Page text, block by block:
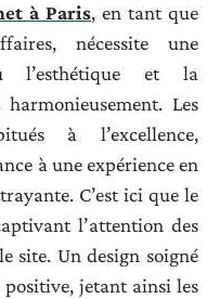
à Paris, en tant que
nécessite une
l’esthétique et la
Les
à l’excellence,
à une expérience en
C’est ici que le
l’attention des
site. Un design soigné
jetant ainsi les